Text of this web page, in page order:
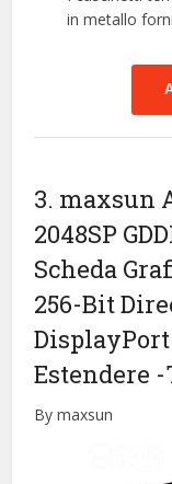
in metallo
3. maxsun
2048SP
Scheda
256-Bit
Estendere -
By maxsun